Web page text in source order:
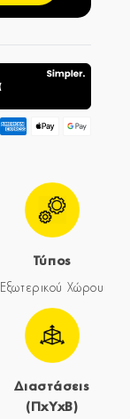
Τύπος
Εξωτερικού Χώρου
Διαστάσεις
(ΠxYxΒ)